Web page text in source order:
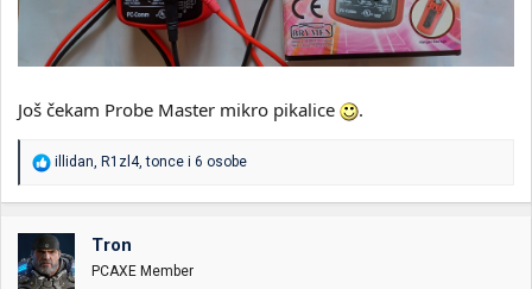
Još čekam Probe Master mikro pikalice .
R
a
o
v
a
illidan, R1zl4,tonce i 6 osobe
Tron
PCAXE Member